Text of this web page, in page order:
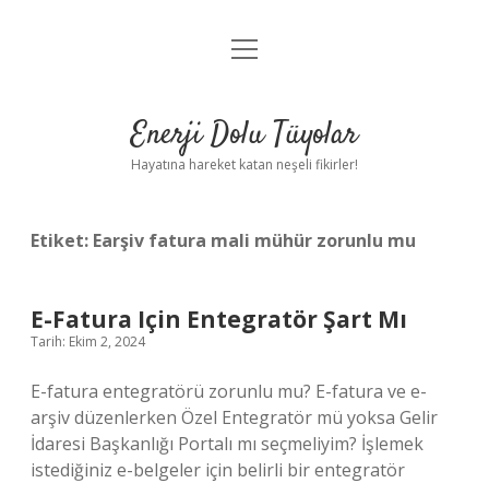
Anasayfa
Yasal Uyarı
menüyü
Enerji Dolu Tüyolar
Hayatına hareket katan neşeli fikirler!
Etiket: Earşiv fatura mali mühür zorunlu mu
E-Fatura Için Entegratör Şart Mı
Tarih: Ekim 2, 2024
E-fatura entegratörü zorunlu mu? E-fatura ve e-
arşiv düzenlerken Özel Entegratör mü yoksa Gelir
İdaresi Başkanlığı Portalı mı seçmeliyim? İşlemek
istediğiniz e-belgeler için belirli bir entegratör